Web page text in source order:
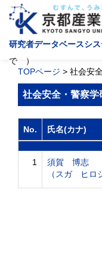
研究者データベースシ
で ）
TOPページ > 社会安
社会安全・警察
No. 氏名(カナ)
1
須賀 博志
（スガ ヒロ